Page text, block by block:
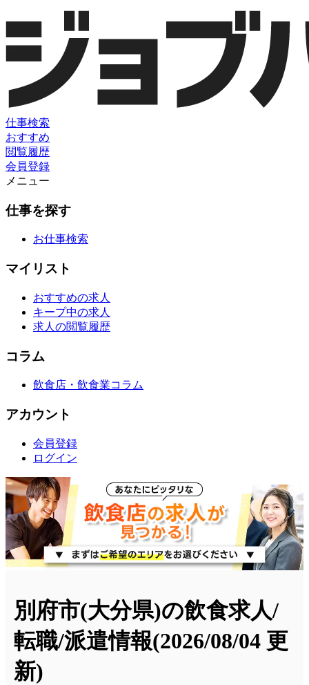
仕事検索
おすすめ
閲覧履歴
会員登録
メニュー
仕事を探す
お仕事検索
マイリスト
おすすめの求人
キープ中の求人
求人の閲覧履歴
コラム
飲食店・飲食業コラム
アカウント
会員登録
ログイン
別府市(大分県)の飲食求人/
転職/派遣情報(2026/08/04 更
新)